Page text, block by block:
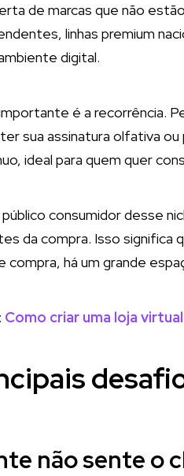
de marcas que não
linhas premium
digital.
é a recorrência.
sua assinatura olfativa
ideal para quem quer
consumidor desse
da compra. Isso
compra, há um grande
Como criar uma loja
não sente o